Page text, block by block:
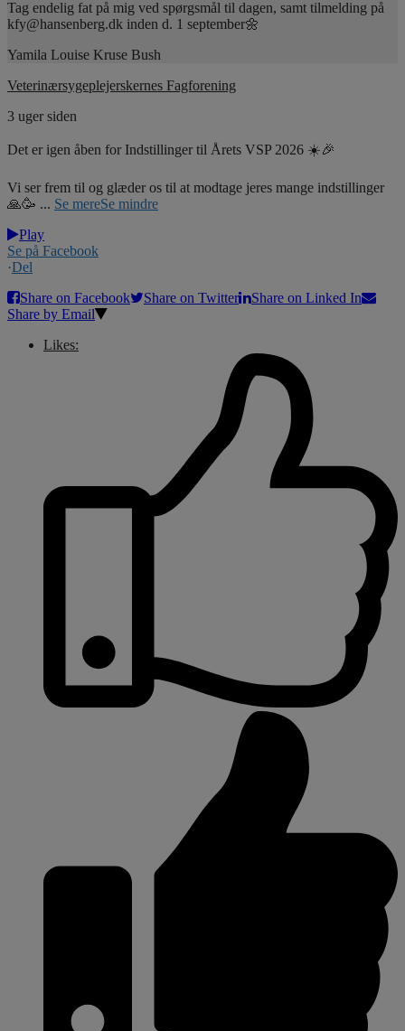
Tag endelig fat på mig ved spørgsmål til dagen, samt tilmelding på
kfy@hansenberg.dk inden d. 1 september🌼
Yamila Louise Kruse Bush
Veterinærsygeplejerskernes Fagforening
3 uger siden
Det er igen åben for Indstillinger til Årets VSP 2026 ☀️🎉
Vi ser frem til og glæder os til at modtage jeres mange indstillinger
🙏🥳 ... Se mereSe mindre
Play
Se på Facebook
·Del
Share on Facebook
Share on Twitter
Share on Linked In
Share by Email
Likes: